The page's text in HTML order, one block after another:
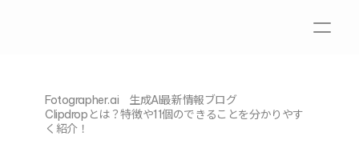
Fotographer.ai
生成AI最新情報ブログ
Clipdropとは？特徴や11個のできることを分かりやす
く紹介！